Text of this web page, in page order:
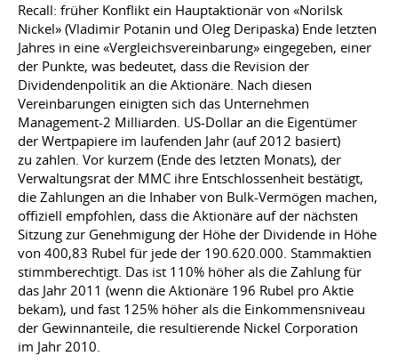
Recall: früher Konflikt ein Hauptaktionär von «Norilsk
Nickel» (Vladimir Potanin und Oleg Deripaska) Ende letzten
Jahres in eine «Vergleichsvereinbarung» eingegeben, einer
der Punkte, was bedeutet, dass die Revision der
Dividendenpolitik an die Aktionäre. Nach diesen
Vereinbarungen einigten sich das Unternehmen
Management-2 Milliarden. US-Dollar an die Eigentümer
der Wertpapiere im laufenden Jahr (auf 2012 basiert)
zu zahlen. Vor kurzem (Ende des letzten Monats), der
Verwaltungsrat der MMC ihre Entschlossenheit bestätigt,
die Zahlungen an die Inhaber von Bulk-Vermögen machen,
offiziell empfohlen, dass die Aktionäre auf der nächsten
Sitzung zur Genehmigung der Höhe der Dividende in Höhe
von 400,83 Rubel für jede der 190.620.000. Stammaktien
stimmberechtigt. Das ist 110% höher als die Zahlung für
das Jahr 2011 (wenn die Aktionäre 196 Rubel pro Aktie
bekam), und fast 125% höher als die Einkommensniveau
der Gewinnanteile, die resultierende Nickel Corporation
im Jahr 2010.